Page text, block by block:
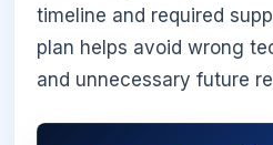
timeline and required
plan helps avoid wrong
and unnecessary future